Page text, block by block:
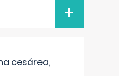
+
cesárea,